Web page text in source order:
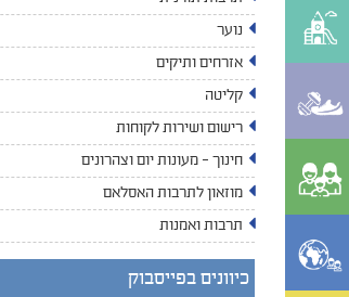
נוער
אזרחים ותיקים
קליטה
רישום ושירות לקוחות
חינוך - מעונות יום וצהרונים
מוזאון לתרבות האסלאם
תרבות ואמנות
כיוונים בפייסבוק